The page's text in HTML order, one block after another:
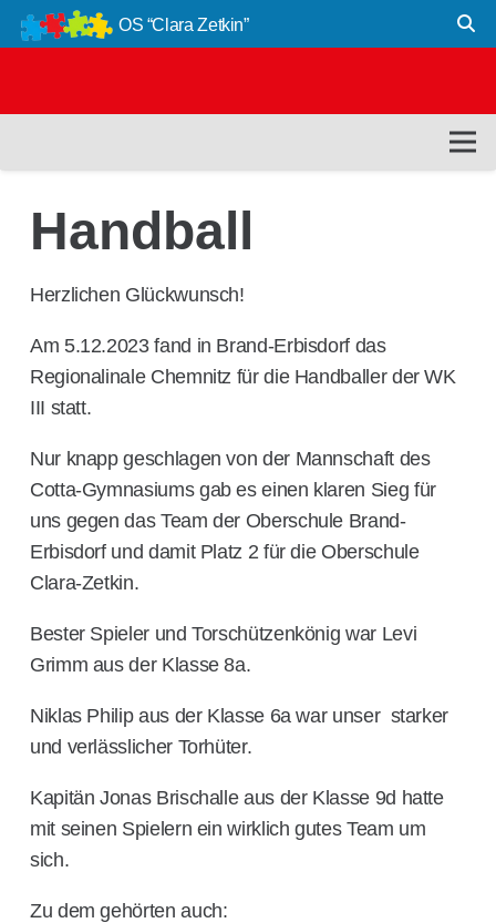
OS “Clara Zetkin”
Handball
Herzlichen Glückwunsch!
Am 5.12.2023 fand in Brand-Erbisdorf das
Regionalinale Chemnitz für die Handballer der WK
III statt.
Nur knapp geschlagen von der Mannschaft des
Cotta-Gymnasiums gab es einen klaren Sieg für
uns gegen das Team der Oberschule Brand-
Erbisdorf und damit Platz 2 für die Oberschule
Clara-Zetkin.
Bester Spieler und Torschützenkönig war Levi
Grimm aus der Klasse 8a.
Niklas Philip aus der Klasse 6a war unser starker
und verlässlicher Torhüter.
Kapitän Jonas Brischalle aus der Klasse 9d hatte
mit seinen Spielern ein wirklich gutes Team um
sich.
Zu dem gehörten auch: